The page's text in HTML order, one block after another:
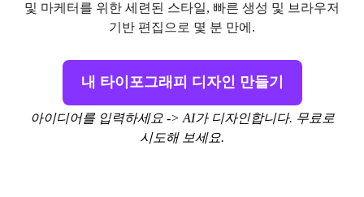
및 마케터를 위한 세련된 스타일, 빠른 생성 및 브라우저
기반 편집으로 몇 분 만에.
내 타이포그래피 디자인 만들기
아이디어를 입력하세요 -> AI가 디자인합니다. 무료로
시도해 보세요.